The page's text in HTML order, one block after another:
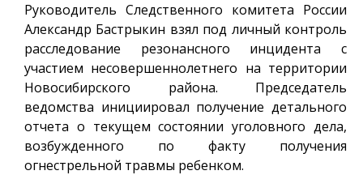
Руководитель Следственного комитета России
Александр Бастрыкин взял под личный контроль
расследование резонансного инцидента с
участием несовершеннолетнего на территории
Новосибирского района. Председатель
ведомства инициировал получение детального
отчета о текущем состоянии уголовного дела,
возбужденного по факту получения
огнестрельной травмы ребенком.